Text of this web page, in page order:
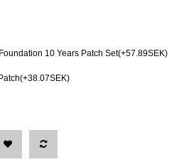
10 Years Patch Set(+57.89SEK)